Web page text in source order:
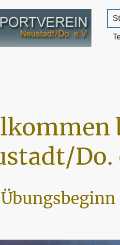
Do.
Übungsbeginn